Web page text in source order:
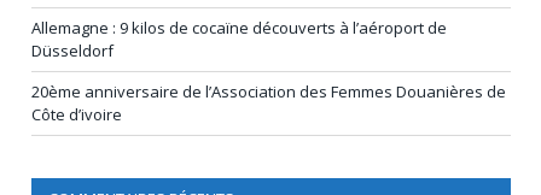
Allemagne : 9 kilos de cocaïne découverts à l’aéroport de
Düsseldorf
20ème anniversaire de l’Association des Femmes Douanières de
Côte d’ivoire